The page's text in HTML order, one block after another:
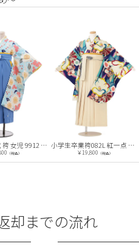
小学生 卒業式 袴 女児 9912 ﾎﾟﾝﾎﾟﾈｯﾄ 水色 花×水色袴
（税込）
小学生卒業袴082L 紅一点 青 椿 梅 菊/ベージュ 紐 ストライプ
￥19,800 （税込）
却までの流れ